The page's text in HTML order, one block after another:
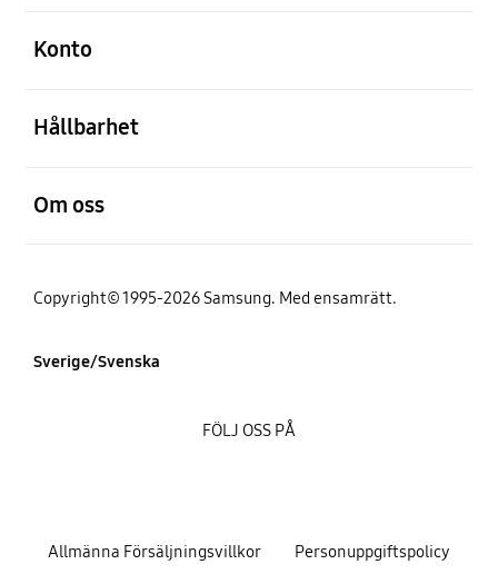
Konto
Hållbarhet
Om oss
Copyright© 1995-2026 Samsung. Med ensamrätt.
Sverige/Svenska
Allmänna Försäljningsvillkor Personuppgiftspolicy
FÖLJ OSS PÅ